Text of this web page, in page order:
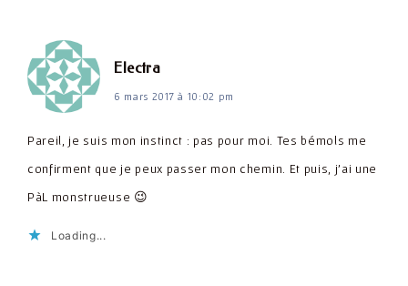
Electradit :
6 mars 2017 à 10:02 pm
Pareil, je suis mon instinct : pas pour moi. Tes bémols me
confirment que je peux passer mon chemin. Et puis, j'ai une
PàL monstrueuse 😉
Loading...